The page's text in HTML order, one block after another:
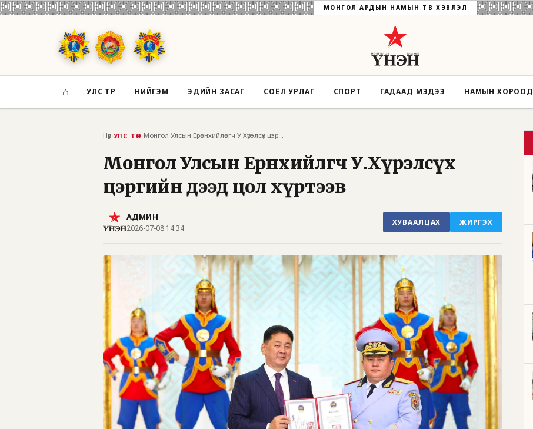
МОНГОЛ АРДЫН НАМЫН ТӨВ ХЭВЛЭЛ
⌂ УЛС ТӨР НИЙГЭМ ЭДИЙН ЗАСАГ СОЁЛ УРЛАГ СПОРТ ГАДААД МЭДЭЭ НАМЫН ХОРООД
Нүүр› УЛС ТӨР Монгол Улсын Ерөнхийлөгч У.Хүрэлсүх цэрг...
Монгол Улсын Ерөнхийлөгч У.Хүрэлсүх
цэргийн дээд цол хүртээв
АДМИН
2026-07-08 14:34
ХУВААЛЦАХ ЖИРГЭХ